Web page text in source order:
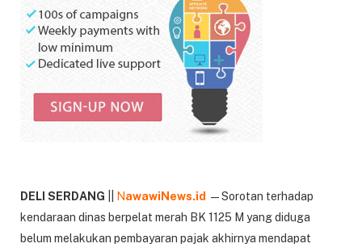
DELI SERDANG NawawiNews.id — Sorotan terhadap
kendaraan dinas berpelat merah BK 1125 M yang diduga
belum melakukan pembayaran pajak akhirnya mendapat